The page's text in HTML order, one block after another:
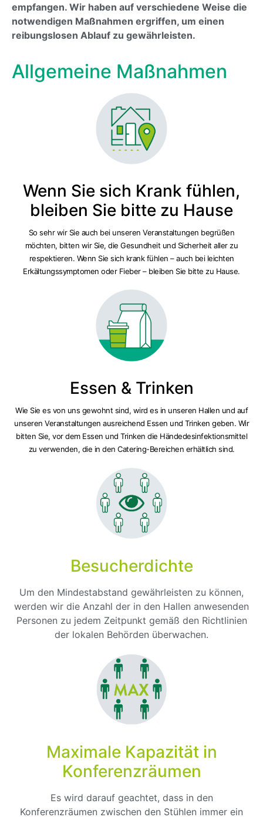
empfangen. Wir haben auf verschiedene Weise die
notwendigen Maßnahmen ergriffen, um einen
reibungslosen Ablauf zu gewährleisten.
Allgemeine Maßnahmen
Wenn Sie sich Krank fühlen,
bleiben Sie bitte zu Hause
So sehr wir Sie auch bei unseren Veranstaltungen begrüßen
möchten, bitten wir Sie, die Gesundheit und Sicherheit aller zu
respektieren. Wenn Sie sich krank fühlen – auch bei leichten
Erkältungssymptomen oder Fieber – bleiben Sie bitte zu Hause.
Essen & Trinken
Wie Sie es von uns gewohnt sind, wird es in unseren Hallen und auf
unseren Veranstaltungen ausreichend Essen und Trinken geben. Wir
bitten Sie, vor dem Essen und Trinken die Händedesinfektionsmittel
zu verwenden, die in den Catering-Bereichen erhältlich sind.
Besucherdichte
Um den Mindestabstand gewährleisten zu können,
werden wir die Anzahl der in den Hallen anwesenden
Personen zu jedem Zeitpunkt gemäß den Richtlinien
der lokalen Behörden überwachen.
Maximale Kapazität in
Konferenzräumen
Es wird darauf geachtet, dass in den
Konferenzräumen zwischen den Stühlen immer ein